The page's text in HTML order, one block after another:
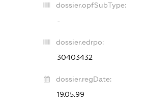
dossier.opfSubType:
-
dossier.edrpo:
30403432
dossier.regDate:
19.05.99